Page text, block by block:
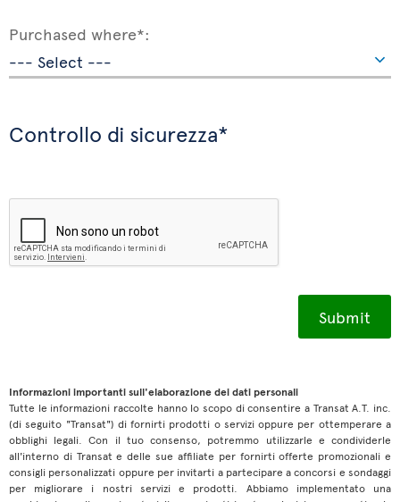
Purchased where*:
Controllo di sicurezza*
Informazioni importanti sull'elaborazione dei dati personali
Tutte le informazioni raccolte hanno lo scopo di consentire a Transat A.T. inc.
(di seguito "Transat") di fornirti prodotti o servizi oppure per ottemperare a
obblighi legali. Con il tuo consenso, potremmo utilizzarle e condividerle
all'interno di Transat e delle sue affiliate per fornirti offerte promozionali e
consigli personalizzati oppure per invitarti a partecipare a concorsi e sondaggi
per migliorare i nostri servizi e prodotti. Abbiamo implementato una